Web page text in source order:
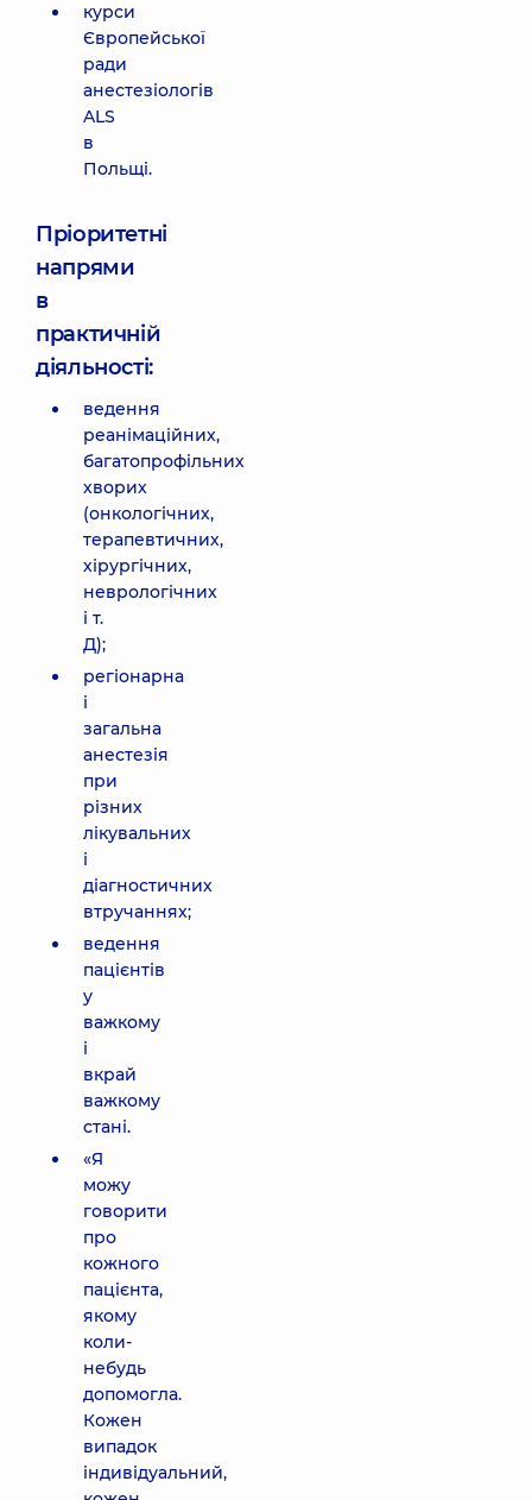
курси
Європейської
ради
анестезіологів
ALS
в
Польщі.
Пріоритетні
напрями
в
практичній
діяльності:
ведення
реанімаційних,
багатопрофільних
хворих
(онкологічних,
терапевтичних,
хірургічних,
неврологічних
і т.
Д);
регіонарна
і
загальна
анестезія
при
різних
лікувальних
і
діагностичних
втручаннях;
ведення
пацієнтів
у
важкому
і
вкрай
важкому
стані.
«Я
можу
говорити
про
кожного
пацієнта,
якому
коли-
небудь
допомогла.
Кожен
випадок
індивідуальний,